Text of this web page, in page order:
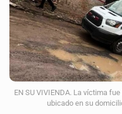
EN SU VIVIENDA. La víctima
ubicado en su